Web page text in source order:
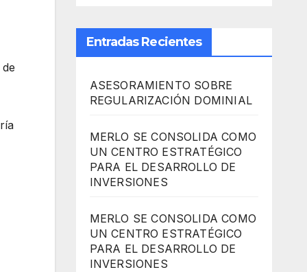
Entradas Recientes
ASESORAMIENTO SOBRE
REGULARIZACIÓN DOMINIAL
MERLO SE CONSOLIDA COMO
UN CENTRO ESTRATÉGICO
PARA EL DESARROLLO DE
INVERSIONES
MERLO SE CONSOLIDA COMO
UN CENTRO ESTRATÉGICO
PARA EL DESARROLLO DE
INVERSIONES